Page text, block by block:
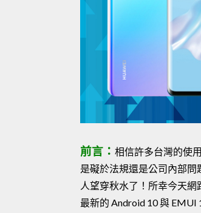
前言： 相信許多台灣的使
是礙於法規還是公司內部
人望穿秋水了！所幸今天
最新的 Android 10 與